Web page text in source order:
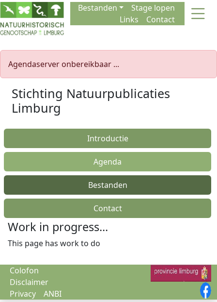
Naar de inhoud Bestanden
Stage lopen
Links
Contact
Agendaserver onbereikbaar ...
Stichting Natuurpublicaties
Limburg
Introductie
Agenda
Bestanden
Contact
Work in progress...
This page has work to do
Colofon
Disclaimer
Privacy
ANBI